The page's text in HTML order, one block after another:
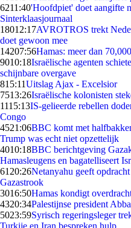
6211:40'Hoofdpiet' doet aangifte
Sinterklaasjournaal
18012:17AVROTROS trekt
doet gewoon mee
14207:56Hamas: meer dan
9010:18Israëlische agenten
schijnbare overgave
815:11Uitslag Ajax - Excelsior
7513:26Israëlische kolonisten
1115:13IS-gelieerde rebellen
Congo
4521:06BBC komt met
Trump was echt niet opzettelijk
4010:18BBC berichtgeving
Hamasleugens en bagatelliseert
61 20:26Netanyahu geeft
Gazastrook
3016:50Hamas kondigt
4320:34Palestijnse president
5023:59Syrisch regeringsleger
Turkije en Iran bespreken hulp